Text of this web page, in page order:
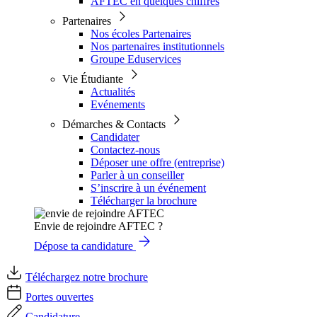
Partenaires
Nos écoles Partenaires
Nos partenaires institutionnels
Groupe Eduservices
Vie Étudiante
Actualités
Evénements
Démarches & Contacts
Candidater
Contactez-nous
Déposer une offre (entreprise)
Parler à un conseiller
S’inscrire à un événement
Télécharger la brochure
Envie de rejoindre AFTEC ?
Dépose ta candidature
Téléchargez notre brochure
Portes ouvertes